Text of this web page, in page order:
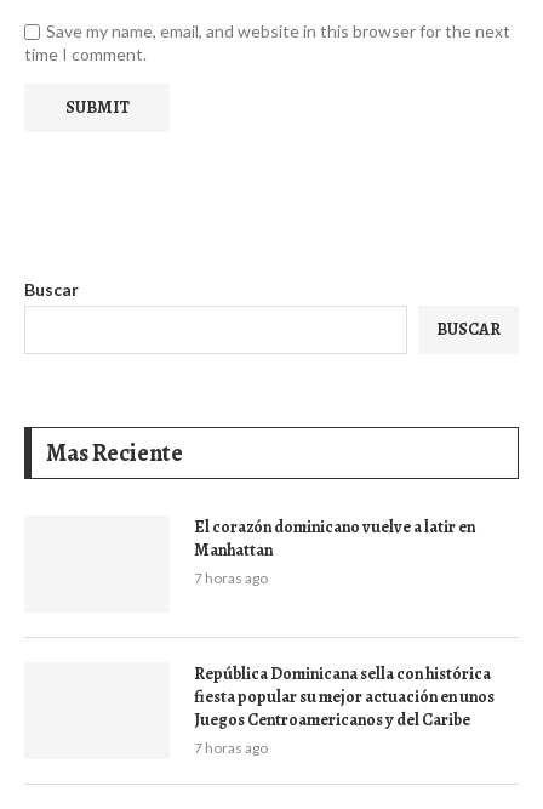
Save my name, email, and website in this browser for the next
time I comment.
Buscar
BUSCAR
Mas Reciente
El corazón dominicano vuelve a latir en
Manhattan
7 horas ago
República Dominicana sella con histórica
fiesta popular su mejor actuación en unos
Juegos Centroamericanos y del Caribe
7 horas ago